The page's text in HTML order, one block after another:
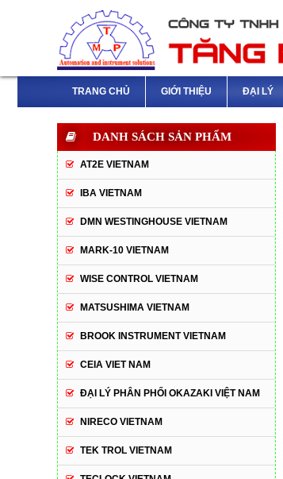
TRANG CHỦ GIỚI THIỆU ĐẠI LÝ
DANH SÁCH SẢN PHẨM
AT2E VIETNAM
IBA VIETNAM
DMN WESTINGHOUSE VIETNAM
MARK-10 VIETNAM
WISE CONTROL VIETNAM
MATSUSHIMA VIETNAM
BROOK INSTRUMENT VIETNAM
CEIA VIET NAM
ĐẠI LÝ PHÂN PHỐI OKAZAKI VIỆT NAM
NIRECO VIETNAM
TEK TROL VIETNAM